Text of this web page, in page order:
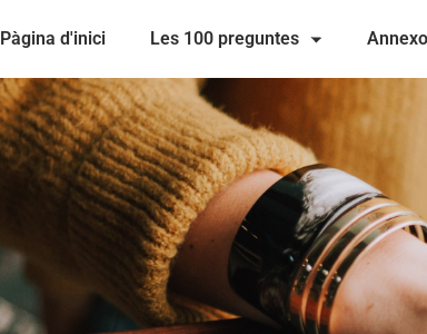
Pàgina d'inici Les 100 preguntes